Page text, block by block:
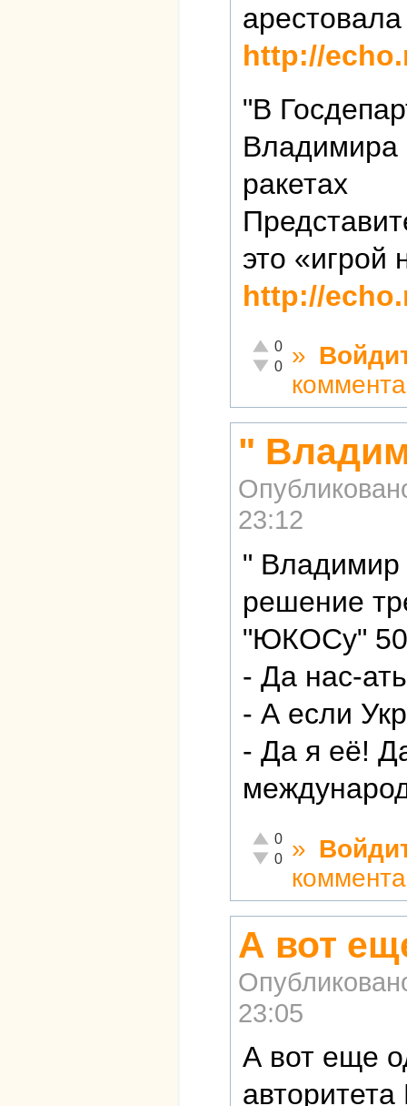
http://
"В
Владимира
ракетах
это «игрой
http://
Отлично!
0
Неадекватно!
0 »
"
23:12
" Владимир
решение
"ЮКОСу" 50
- Да нас-
- А если
- Да я её!
Отлично!
0
Неадекватно!
0 »
А вот
23:05
А вот еще